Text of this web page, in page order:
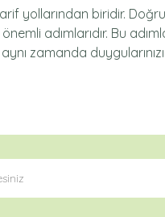
yollarından biridir.
adımlarıdır. Bu
zamanda